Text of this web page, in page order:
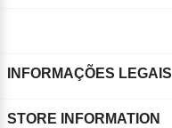
INFORMAÇÕES LEGAIS
STORE INFORMATION